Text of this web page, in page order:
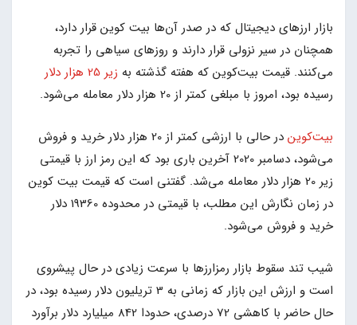
بازار ارزهای دیجیتال که در صدر آن‌ها بیت کوین قرار دارد،
همچنان در سیر نزولی قرار دارند و روزهای سیاهی را تجربه
می‌کنند. قیمت بیت‌کوین که هفته گذشته به زیر 25 هزار دلار
رسیده بود، امروز با مبلغی کمتر از 20 هزار دلار معامله می‌شود.
بیت‌کوین
در حالی با ارزشی کمتر از 20 هزار دلار خرید و فروش
می‌شود، دسامبر 2020 آخرین باری بود که این رمز ارز با قیمتی
زیر 20 هزار دلار معامله می‌شد. گفتنی است که قیمت بیت کوین
در زمان نگارش این مطلب، با قیمتی در محدوده 19360 دلار
خرید و فروش می‌شود.
شیب تند سقوط بازار رمزارزها با سرعت زیادی در حال پیشروی
است و ارزش این بازار که زمانی به 3 تریلیون دلار رسیده بود، در
حال حاضر با کاهشی 72 درصدی، حدودا 842 میلیارد دلار برآورد